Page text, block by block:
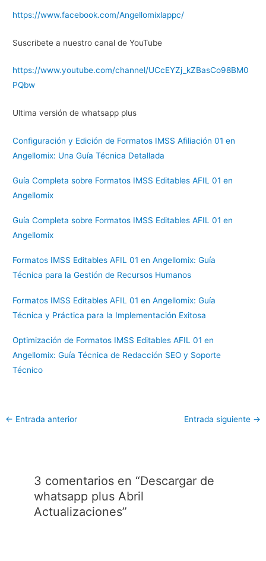
https://www.facebook.com/Angellomixlappc/
Suscribete a nuestro canal de YouTube
https://www.youtube.com/channel/UCcEYZj_kZBasCo98BM0
PQbw
Ultima versión de whatsapp plus
Configuración y Edición de Formatos IMSS Afiliación 01 en
Angellomix: Una Guía Técnica Detallada
Guía Completa sobre Formatos IMSS Editables AFIL 01 en
Angellomix
Guía Completa sobre Formatos IMSS Editables AFIL 01 en
Angellomix
Formatos IMSS Editables AFIL 01 en Angellomix: Guía
Técnica para la Gestión de Recursos Humanos
Formatos IMSS Editables AFIL 01 en Angellomix: Guía
Técnica y Práctica para la Implementación Exitosa
Optimización de Formatos IMSS Editables AFIL 01 en
Angellomix: Guía Técnica de Redacción SEO y Soporte
Técnico
← Entrada anterior Entrada siguiente →
3 comentarios en “Descargar de
whatsapp plus Abril
Actualizaciones”